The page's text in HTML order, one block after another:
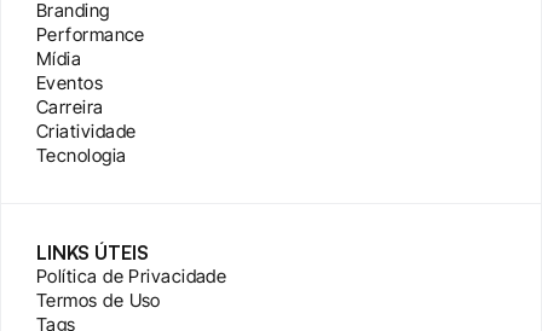
Branding
Performance
Mídia
Eventos
Carreira
Criatividade
Tecnologia
LINKS ÚTEIS
Política de Privacidade
Termos de Uso
Tags